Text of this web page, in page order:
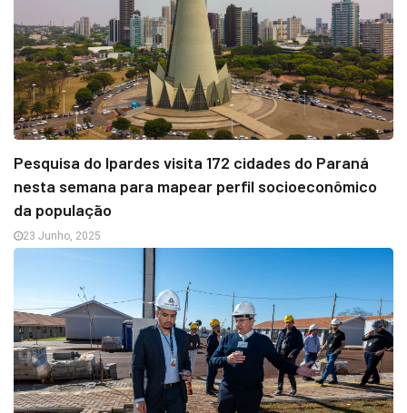
Pesquisa do Ipardes visita 172 cidades do Paraná
nesta semana para mapear perfil socioeconômico
da população
23 Junho, 2025